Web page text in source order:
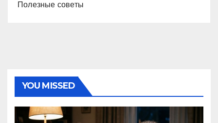
Полезные советы
YOU MISSED